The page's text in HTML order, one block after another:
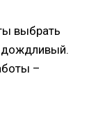
выбрать
дождливый.
–